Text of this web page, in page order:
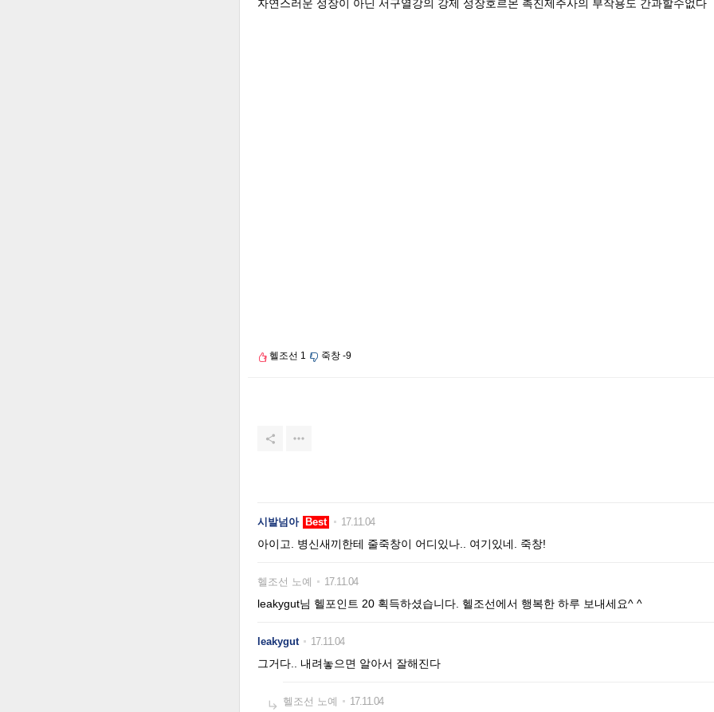
자연스러운 성장이 아닌 서구열강의 강제 성장호르몬 촉진제주사의 부작용도 간과할수없다
헬조선 1 죽창 -9
 
시발넘아 Best 17.11.04
아이고. 병신새끼한테 줄죽창이 어디있나.. 여기있네. 죽창!
헬조선 노예 17.11.04
leakygut님 헬포인트 20 획득하셨습니다. 헬조선에서 행복한 하루 보내세요^ ^
leakygut 17.11.04
그거다.. 내려놓으면 알아서 잘해진다
 헬조선 노예 17.11.04